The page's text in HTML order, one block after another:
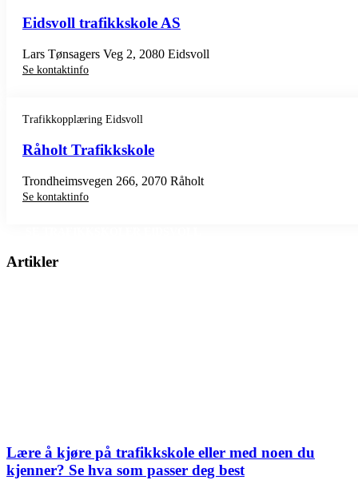
Eidsvoll trafikkskole AS
Lars Tønsagers Veg 2, 2080 Eidsvoll
Se kontaktinfo
Trafikkopplæring Eidsvoll
Råholt Trafikkskole
Trondheimsvegen 266, 2070 Råholt
Se kontaktinfo
Artikler
Lære å kjøre på trafikkskole eller med noen du
kjenner? Se hva som passer deg best